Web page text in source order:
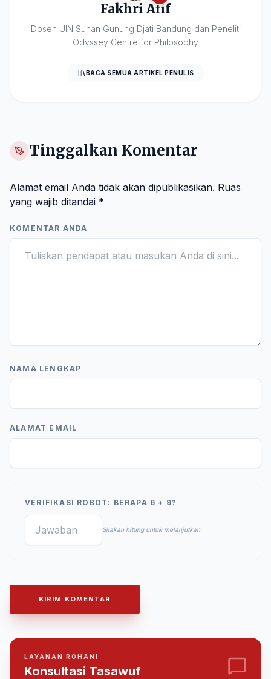
Fakhri Afif
Dosen UIN Sunan Gunung Djati Bandung dan Peneliti
Odyssey Centre for Philosophy
BACA SEMUA ARTIKEL PENULIS
Tinggalkan Komentar
Alamat email Anda tidak akan dipublikasikan. Ruas
yang wajib ditandai *
KOMENTAR ANDA
NAMA LENGKAP
ALAMAT EMAIL
VERIFIKASI ROBOT: BERAPA 6 + 9?
Silakan hitung untuk melanjutkan
KIRIM KOMENTAR
LAYANAN ROHANI
Konsultasi Tasawuf